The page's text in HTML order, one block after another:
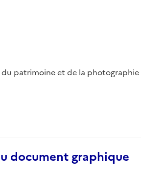
du patrimoine et de la photographie
document graphique